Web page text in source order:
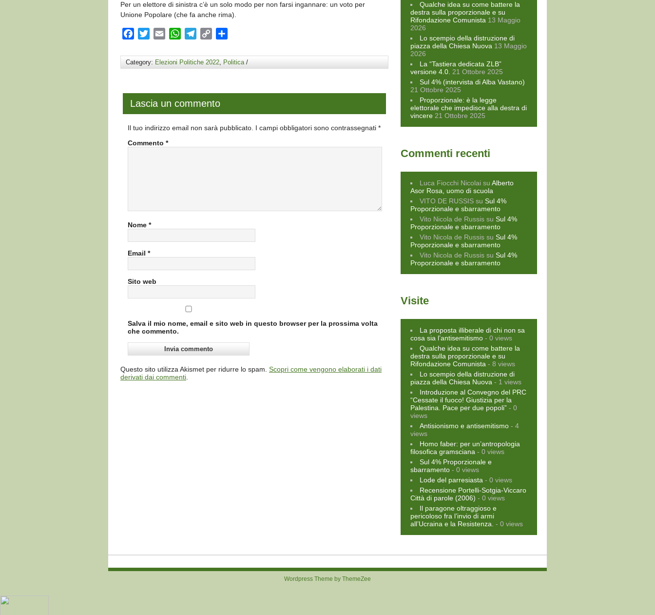
Per un elettore di sinistra c’è un solo modo per non farsi ingannare: un voto per
Unione Popolare (che fa anche rima).
Facebook
TwitterEmail WhatsAppTelegram
Copy
Category: Elezioni Politiche 2022, Politica/
Lascia un commento
Il tuo indirizzo email non sarà pubblicato. I campi obbligatori sono contrassegnati *
Commento *
Nome *
Email *
Sito web
Salva il mio nome, email e sito web in questo browser per la prossima volta
che commento.
Questo sito utilizza Akismet per ridurre lo spam. Scopri come vengono elaborati i dati
derivati dai commenti
Qualche idea su come battere la
destra sulla proporzionale e su
Rifondazione Comunista 13 Maggio
2026
Lo scempio della distruzione di
piazza della Chiesa Nuova 13 Maggio
2026
La “Tastiera dedicata ZLB”
versione 4.0. 21 Ottobre 2025
Sul 4% (intervista di Alba Vastano)
21 Ottobre 2025
Proporzionale: è la legge
elettorale che impedisce alla destra di
vincere 21 Ottobre 2025
Commenti recenti
Luca Fiocchi Nicolai suAlberto
Asor Rosa, uomo di scuola
VITO DE RUSSIS suSul 4%
Proporzionale e sbarramento
Vito Nicola de Russis suSul 4%
Proporzionale e sbarramento
Vito Nicola de Russis suSul 4%
Proporzionale e sbarramento
Vito Nicola de Russis suSul 4%
Proporzionale e sbarramento
Visite
La proposta illiberale di chi non sa
cosa sia l’antisemitismo - 0 views
Qualche idea su come battere la
destra sulla proporzionale e su
Rifondazione Comunista - 8 views
Lo scempio della distruzione di
piazza della Chiesa Nuova - 1 views
Introduzione al Convegno del PRC
“Cessate il fuoco! Giustizia per la
Palestina. Pace per due popoli” - 0
views
Antisionismo e antisemitismo - 4
views
Homo faber: per un’antropologia
filosofica gramsciana - 0 views
Sul 4% Proporzionale e
sbarramento - 0 views
Lode del parresiasta - 0 views
Recensione Portelli-Sotgia-Viccaro
Città di parole (2006) - 0 views
Il paragone oltraggioso e
pericoloso fra l’invio di armi
all’Ucraina e la Resistenza. - 0 views
Wordpress Theme by ThemeZee